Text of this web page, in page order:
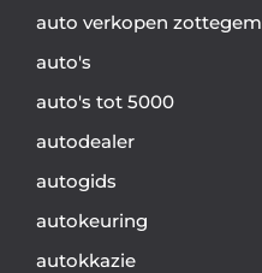
auto verkopen zottegem
auto's
auto's tot 5000
autodealer
autogids
autokeuring
autokkazie